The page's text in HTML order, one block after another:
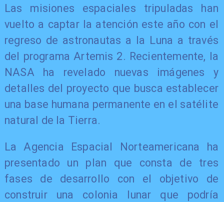
Las misiones espaciales tripuladas han
vuelto a captar la atención este año con el
regreso de astronautas a la Luna a través
del programa Artemis 2. Recientemente, la
NASA ha revelado nuevas imágenes y
detalles del proyecto que busca establecer
una base humana permanente en el satélite
natural de la Tierra.
La Agencia Espacial Norteamericana ha
presentado un plan que consta de tres
fases de desarrollo con el objetivo de
construir una colonia lunar que podría